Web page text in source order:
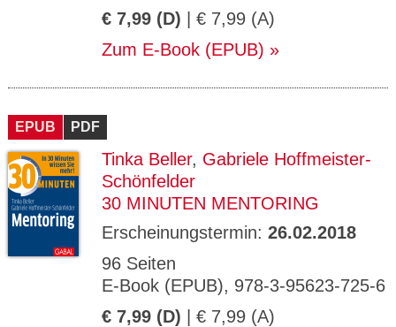
€ 7,99 (D) | € 7,99 (A)
Zum E-Book (EPUB)
EPUB PDF
Tinka Beller, Gabriele Hoffmeister-
Schönfelder
30 MINUTEN MENTORING
Erscheinungstermin: 26.02.2018
96 Seiten
E-Book (EPUB), 978-3-95623-725-6
€ 7,99 (D) | € 7,99 (A)